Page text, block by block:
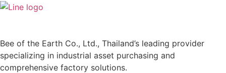
Bee of the Earth Co., Ltd., Thailand’s leading provider
specializing in industrial asset purchasing and
comprehensive factory solutions.